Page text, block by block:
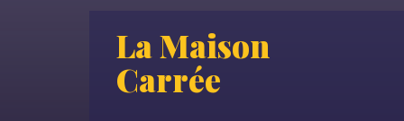
La Maison
Carrée